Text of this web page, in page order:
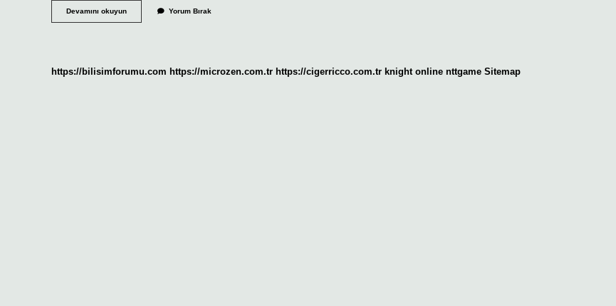
Devamını okuyunNatüralist
Zeka
Yorum Bırak
https://bilisimforumu.com https://microzen.com.tr https://cigerricco.com.tr knight online nttgame Sitemap